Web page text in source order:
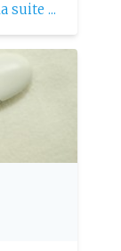
suite ...